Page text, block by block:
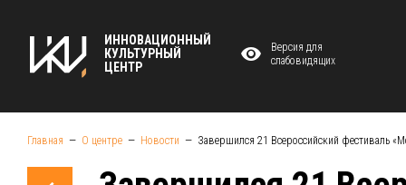
ИННОВАЦИОННЫЙ
КУЛЬТУРНЫЙ
ЦЕНТР
Версия для
слабовидящих
Главная О центре Новости Завершился 21 Всероссийский фестиваль